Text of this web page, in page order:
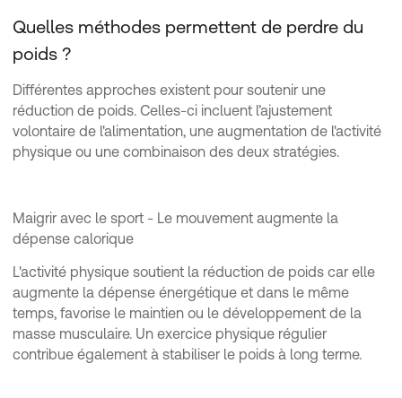
Quelles méthodes permettent de perdre du
poids ?
Différentes approches existent pour soutenir une
réduction de poids. Celles-ci incluent l’ajustement
volontaire de l'alimentation, une augmentation de l'activité
physique ou une combinaison des deux stratégies.
Maigrir avec le sport - Le mouvement augmente la
dépense calorique
L'activité physique soutient la réduction de poids car elle
augmente la dépense énergétique et dans le même
temps, favorise le maintien ou le développement de la
masse musculaire. Un exercice physique régulier
contribue également à stabiliser le poids à long terme.